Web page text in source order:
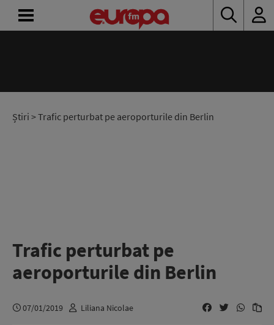
Știri > Trafic perturbat pe aeroporturile din Berlin
Trafic perturbat pe
aeroporturile din Berlin
07/01/2019 Liliana Nicolae
RADIO